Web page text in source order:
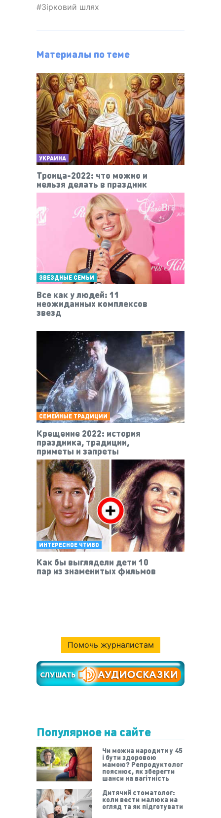
Зірковий шлях
Материалы по теме
УКРАИНА
Троица-2022: что можно и
нельзя делать в праздник
ЗВЕЗДНЫЕ СЕМЬИ
Все как у людей: 11
неожиданных комплексов
звезд
СЕМЕЙНЫЕ ТРАДИЦИИ
Крещение 2022: история
праздника, традиции,
приметы и запреты
ИНТЕРЕСНОЕ ЧТИВО
Как бы выглядели дети 10
пар из знаменитых фильмов
Помочь журналистам
Популярное на сайте
Чи можна народити у 45
і бути здоровою
мамою? Репродуктолог
пояснює, як зберегти
шанси на вагітність
Дитячий стоматолог:
коли вести малюка на
огляд та як підготувати